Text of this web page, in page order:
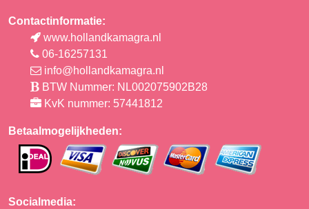
Contactinformatie:
www.hollandkamagra.nl
06-16257131
info@hollandkamagra.nl
BTW Nummer: NL002075902B28
KvK nummer: 57441812
Betaalmogelijkheden:
Socialmedia: